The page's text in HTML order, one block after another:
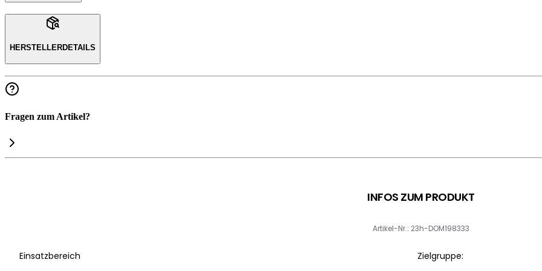
HERSTELLERDETAILS
Fragen zum Artikel?
INFOS ZUM PRODUKT
Artikel-Nr.: 23h-DOM198333
Einsatzbereich Zielgruppe: